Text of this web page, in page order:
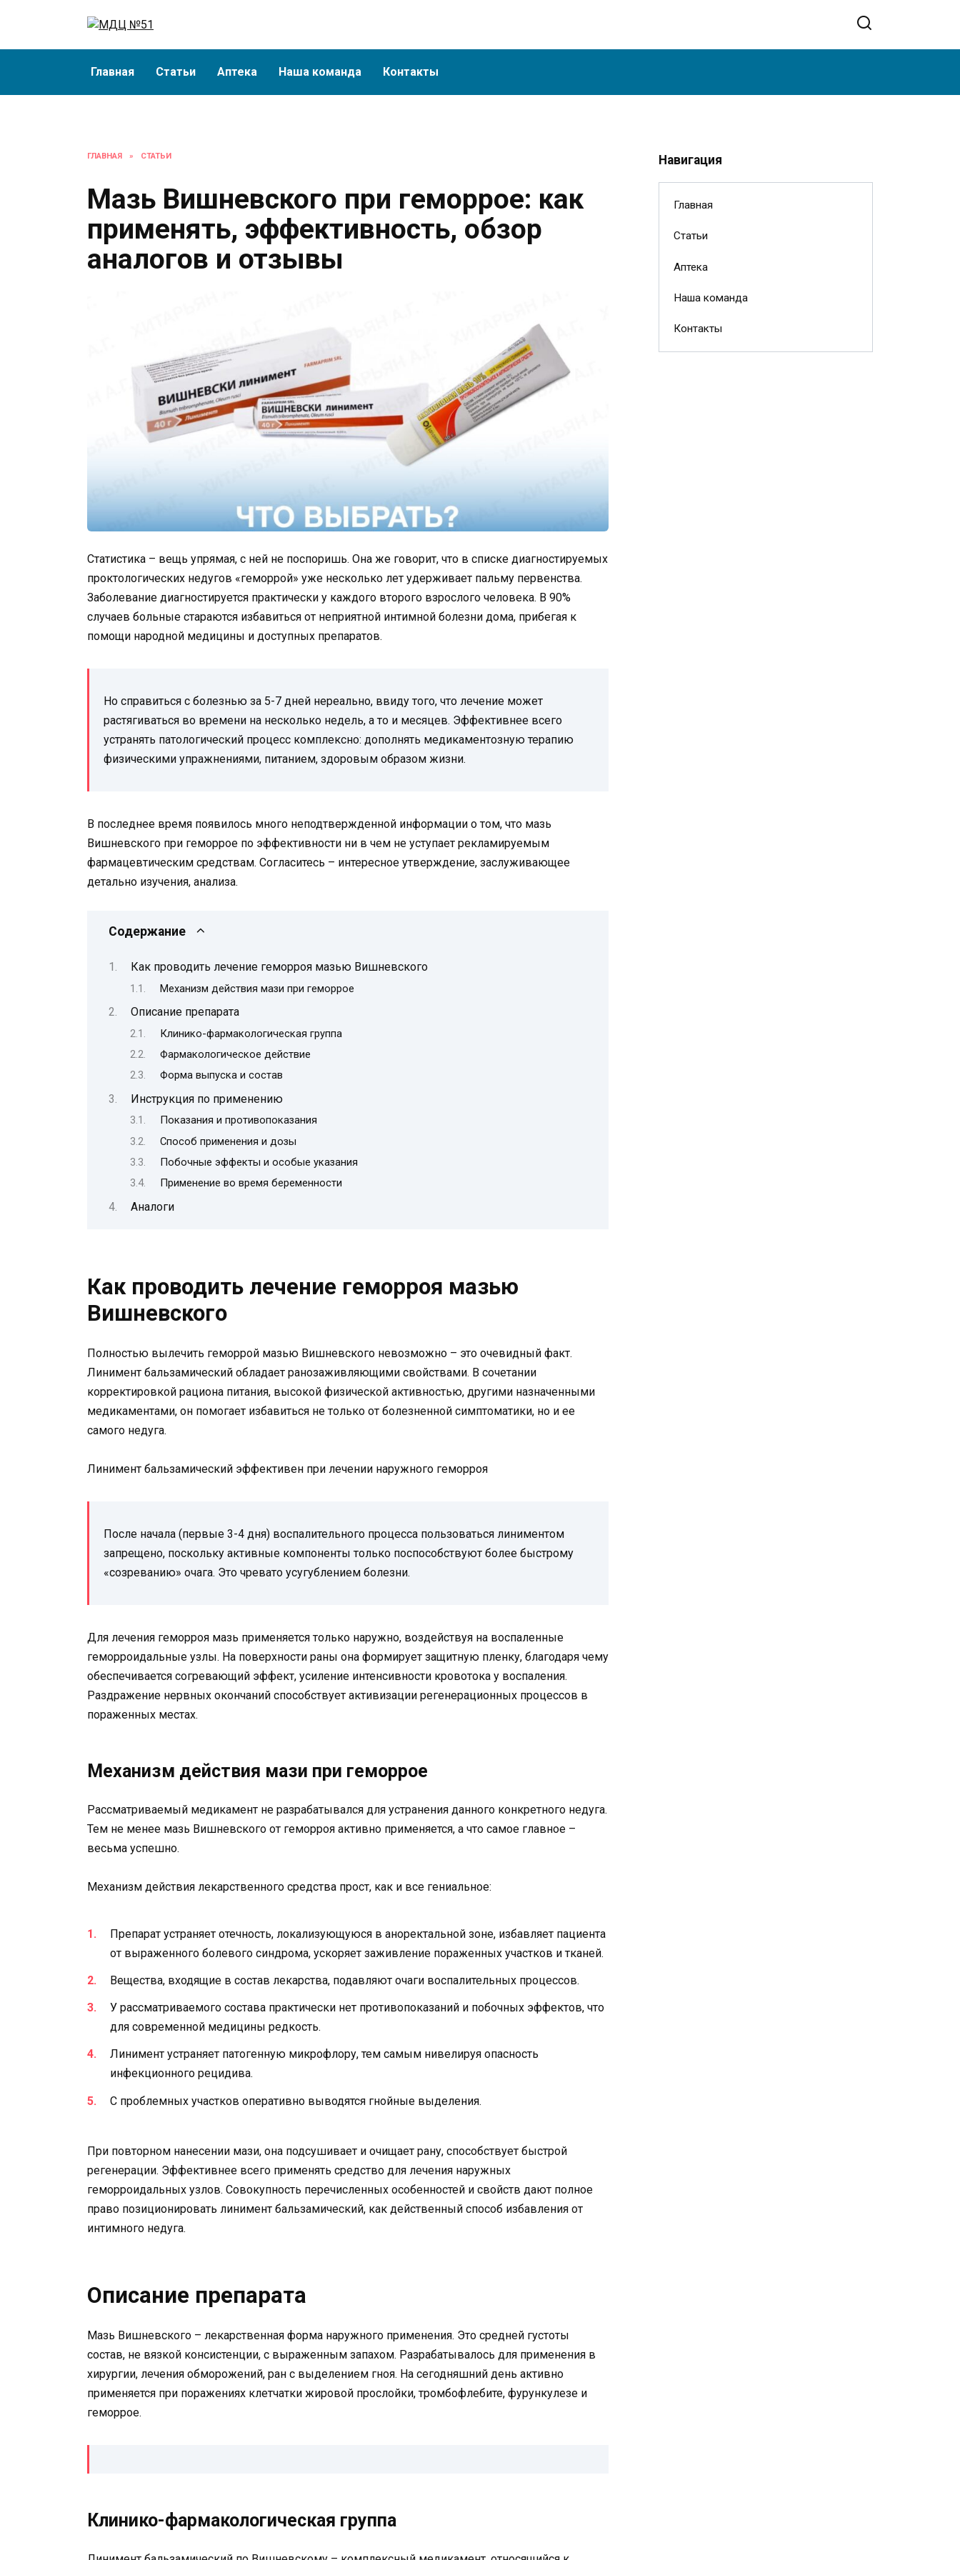
Главная Статьи Аптека Наша команда Контакты
ГЛАВНАЯ » СТАТЬИ
Мазь Вишневского при геморрое: как
применять, эффективность, обзор
аналогов и отзывы
Статистика – вещь упрямая, с ней не поспоришь. Она же говорит, что в списке диагностируемых
проктологических недугов «геморрой» уже несколько лет удерживает пальму первенства.
Заболевание диагностируется практически у каждого второго взрослого человека. В 90%
случаев больные стараются избавиться от неприятной интимной болезни дома, прибегая к
помощи народной медицины и доступных препаратов.
Но справиться с болезнью за 5-7 дней нереально, ввиду того, что лечение может
растягиваться во времени на несколько недель, а то и месяцев. Эффективнее всего
устранять патологический процесс комплексно: дополнять медикаментозную терапию
физическими упражнениями, питанием, здоровым образом жизни.
В последнее время появилось много неподтвержденной информации о том, что мазь
Вишневского при геморрое по эффективности ни в чем не уступает рекламируемым
фармацевтическим средствам. Согласитесь – интересное утверждение, заслуживающее
детально изучения, анализа.
Содержание
Как проводить лечение геморроя мазью Вишневского
Механизм действия мази при геморрое
Описание препарата
Клинико-фармакологическая группа
Фармакологическое действие
Форма выпуска и состав
Инструкция по применению
Показания и противопоказания
Способ применения и дозы
Побочные эффекты и особые указания
Применение во время беременности
Аналоги
Как проводить лечение геморроя мазью
Вишневского
Полностью вылечить геморрой мазью Вишневского невозможно – это очевидный факт.
Линимент бальзамический обладает ранозаживляющими свойствами. В сочетании
корректировкой рациона питания, высокой физической активностью, другими назначенными
медикаментами, он помогает избавиться не только от болезненной симптоматики, но и ее
самого недуга.
Линимент бальзамический эффективен при лечении наружного геморроя
После начала (первые 3-4 дня) воспалительного процесса пользоваться линиментом
запрещено, поскольку активные компоненты только поспособствуют более быстрому
«созреванию» очага. Это чревато усугублением болезни.
Для лечения геморроя мазь применяется только наружно, воздействуя на воспаленные
геморроидальные узлы. На поверхности раны она формирует защитную пленку, благодаря чему
обеспечивается согревающий эффект, усиление интенсивности кровотока у воспаления.
Раздражение нервных окончаний способствует активизации регенерационных процессов в
пораженных местах.
Механизм действия мази при геморрое
Рассматриваемый медикамент не разрабатывался для устранения данного конкретного недуга.
Тем не менее мазь Вишневского от геморроя активно применяется, а что самое главное –
весьма успешно.
Механизм действия лекарственного средства прост, как и все гениальное:
Препарат устраняет отечность, локализующуюся в аноректальной зоне, избавляет пациента
от выраженного болевого синдрома, ускоряет заживление пораженных участков и тканей.
Вещества, входящие в состав лекарства, подавляют очаги воспалительных процессов.
У рассматриваемого состава практически нет противопоказаний и побочных эффектов, что
для современной медицины редкость.
Линимент устраняет патогенную микрофлору, тем самым нивелируя опасность
инфекционного рецидива.
С проблемных участков оперативно выводятся гнойные выделения.
При повторном нанесении мази, она подсушивает и очищает рану, способствует быстрой
регенерации. Эффективнее всего применять средство для лечения наружных
геморроидальных узлов. Совокупность перечисленных особенностей и свойств дают полное
право позиционировать линимент бальзамический, как действенный способ избавления от
интимного недуга.
Описание препарата
Мазь Вишневского – лекарственная форма наружного применения. Это средней густоты
состав, не вязкой консистенции, с выраженным запахом. Разрабатывалось для применения в
хирургии, лечения обморожений, ран с выделением гноя. На сегодняшний день активно
применяется при поражениях клетчатки жировой прослойки, тромбофлебите, фурункулезе и
геморрое.
Клинико-фармакологическая группа
Навигация
Главная
Статьи
Аптека
Наша команда
Контакты